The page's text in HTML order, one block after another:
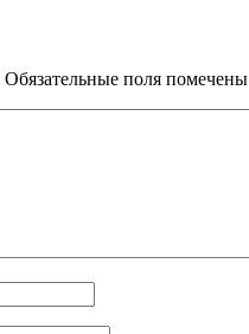
Обязательные поля